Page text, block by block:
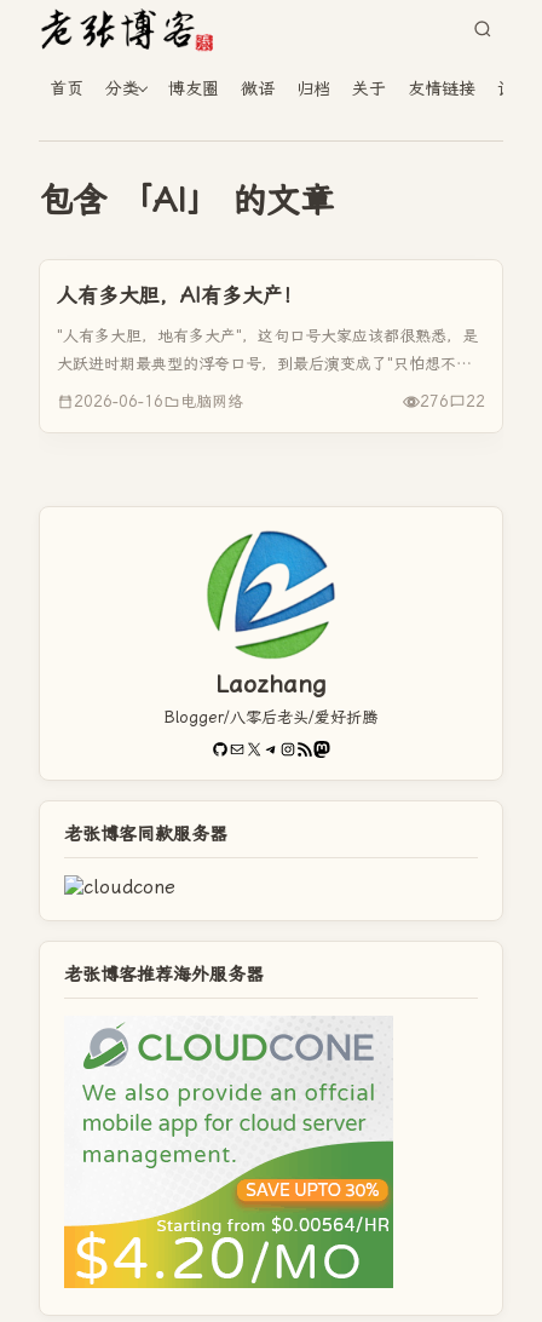
首页 分类 博友圈 微语 归档 关于 友情链接 读者
包含 「AI」 的文章
人有多大胆，AI有多大产！
"人有多大胆，地有多大产"，这句口号大家应该都很熟悉，是
大跃进时期最典型的浮夸口号，到最后演变成了"只怕想不
到，不怕做不到！"。而现在"AI时代"，从刚开始的"人人都是
2026-06-16 电脑网络 276 22
Laozhang
Blogger/八零后老头/爱好折腾
GitHub
电子邮件X Telegram
Instagram
RSS FeedMastodon
老张博客同款服务器
老张博客推荐海外服务器